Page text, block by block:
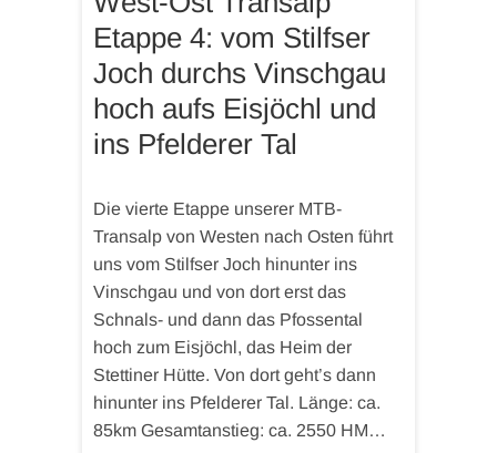
Etappe 4: vom Stilfser
Joch durchs Vinschgau
hoch aufs Eisjöchl und
ins Pfelderer Tal
Die vierte Etappe unserer MTB-
Transalp von Westen nach Osten führt
uns vom Stilfser Joch hinunter ins
Vinschgau und von dort erst das
Schnals- und dann das Pfossental
hoch zum Eisjöchl, das Heim der
Stettiner Hütte. Von dort geht’s dann
hinunter ins Pfelderer Tal. Länge: ca.
85km Gesamtanstieg: ca. 2550 HM…